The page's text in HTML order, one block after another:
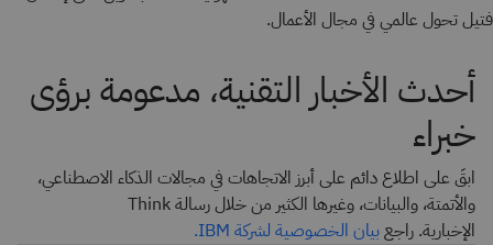
فتيل تحول عالمي في مجال الأعمال.
أحدث الأخبار التقنية، مدعومة برؤى
خبراء
ابقَ على اطلاع دائم على أبرز الاتجاهات في مجالات الذكاء الاصطناعي،
والأتمتة، والبيانات، وغيرها الكثير من خلال رسالة Think
الإخبارية. راجعبيان الخصوصية لشركة IBM.